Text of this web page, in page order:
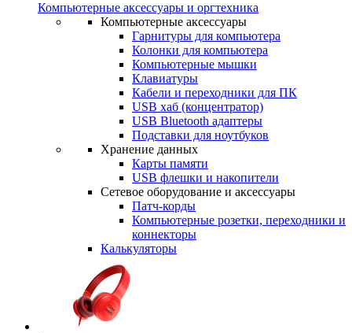
Компьютерные аксессуары и оргтехника
Компьютерные аксессуары
Гарнитуры для компьютера
Колонки для компьютера
Компьютерные мышки
Клавиатуры
Кабели и переходники для ПК
USB хаб (концентратор)
USB Bluetooth адаптеры
Подставки для ноутбуков
Хранение данных
Карты памяти
USB флешки и накопители
Сетевое оборудование и аксессуары
Патч-корды
Компьютерные розетки, переходники и
коннекторы
Калькуляторы